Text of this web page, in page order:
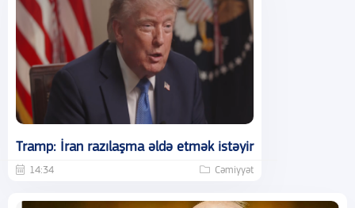
Tramp: İran razılaşma əldə etmək istəyir
14:34 Cəmiyyət